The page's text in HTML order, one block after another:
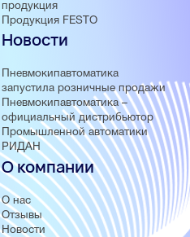
продукция
Продукция FESTO
Новости
Пневмокипавтоматика
запустила розничные продажи
Пневмокипавтоматика –
официальный дистрибьютор
Промышленной автоматики
РИДАН
О компании
О нас
Отзывы
Новости